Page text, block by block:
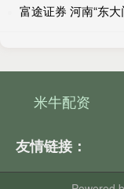
富途证券 河南“东
米牛配资
友情链接：